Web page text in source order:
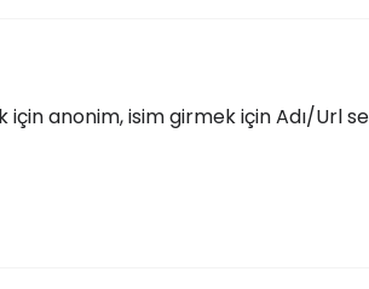
anonim, isim girmek için Adı/Url